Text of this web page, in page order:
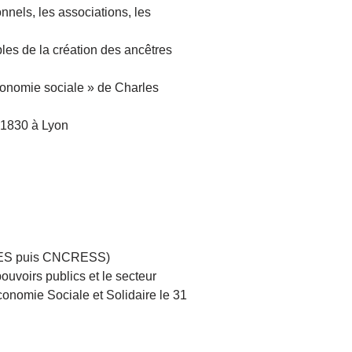
les associations, les
de la création des ancêtres
sociale » de Charles
à Lyon
puis CNCRESS)
publics et le secteur
Sociale et Solidaire le 31